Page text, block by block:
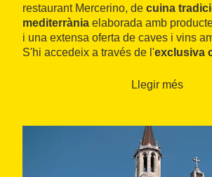
restaurant Mercerino, de cuina
mediterrània elaborada amb
i una extensa oferta de caves i vins
S'hi accedeix a través de l'exclusiva
Llegir més